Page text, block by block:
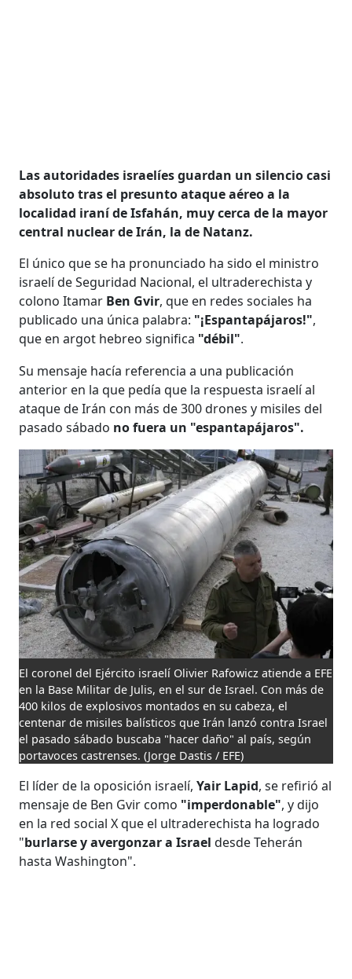
Las autoridades israelíes guardan un silencio casi
absoluto tras el presunto ataque aéreo a la
localidad iraní de Isfahán, muy cerca de la mayor
central nuclear de Irán, la de Natanz.
El único que se ha pronunciado ha sido el ministro
israelí de Seguridad Nacional, el ultraderechista y
colono Itamar Ben Gvir, que en redes sociales ha
publicado una única palabra: "¡Espantapájaros!",
que en argot hebreo significa "débil".
Su mensaje hacía referencia a una publicación
anterior en la que pedía que la respuesta israelí al
ataque de Irán con más de 300 drones y misiles del
pasado sábado no fuera un "espantapájaros".
El coronel del Ejército israelí Olivier Rafowicz atiende a EFE
en la Base Militar de Julis, en el sur de Israel. Con más de
400 kilos de explosivos montados en su cabeza, el
centenar de misiles balísticos que Irán lanzó contra Israel
el pasado sábado buscaba "hacer daño" al país, según
portavoces castrenses. (Jorge Dastis / EFE)
El líder de la oposición israelí,Yair Lapid, se refirió al
mensaje de Ben Gvir como "imperdonable", y dijo
en la red social X que el ultraderechista ha logrado
"burlarse y avergonzar a Israel desde Teherán
hasta Washington".